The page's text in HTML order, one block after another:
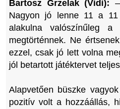
Bartosz Grzelak (Vidi):
Nagyon jó lenne 11 a
alakulna valószínűleg
megtörténnek. Ne
ezzel, csak jó lett volna
jól betartott játéktervet
Alapvetően büszke
pozitív volt a hozzáállás,